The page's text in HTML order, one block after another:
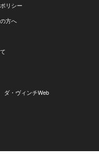
リシー
方へ
ダ・ヴィンチWeb